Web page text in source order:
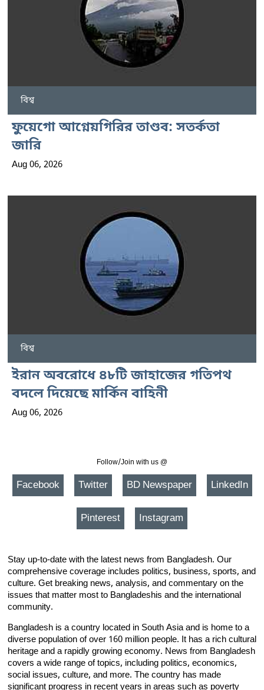
বিশ্ব
ফুয়েগো আগ্নেয়গিরির তাণ্ডব: সতর্কতা
জারি
Aug 06, 2026
বিশ্ব
ইরান অবরোধে ৪৮টি জাহাজের গতিপথ
বদলে দিয়েছে মার্কিন বাহিনী
Aug 06, 2026
Follow/Join with us @
Facebook Twitter BD Newspaper LinkedIn
Pinterest Instagram
Stay up-to-date with the latest news from Bangladesh. Our
comprehensive coverage includes politics, business, sports, and
culture. Get breaking news, analysis, and commentary on the
issues that matter most to Bangladeshis and the international
community.
Bangladesh is a country located in South Asia and is home to a
diverse population of over 160 million people. It has a rich cultural
heritage and a rapidly growing economy. News from Bangladesh
covers a wide range of topics, including politics, economics,
social issues, culture, and more. The country has made
significant progress in recent years in areas such as poverty